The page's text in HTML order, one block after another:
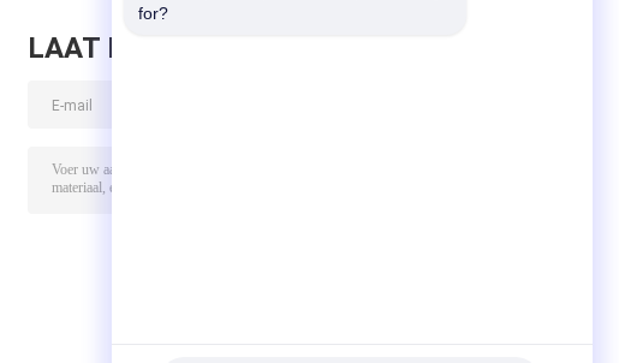
LAAT BERICHT ACHTER
for?